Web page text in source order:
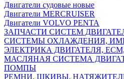
Двигатели судовые новые
Двигатели MERCRUISER
Двигатели VOLVO PENTA
ЗАПЧАСТИ СИСТЕМ
СИСТЕМЫ ОХЛАЖДЕНИЯ,
ЭЛЕКТРИКА ДВИГАТЕЛЯ,
МАСЛЯНАЯ СИСТЕМА
ПОМПЫ
РЕМНИ, ШКИВЫ,